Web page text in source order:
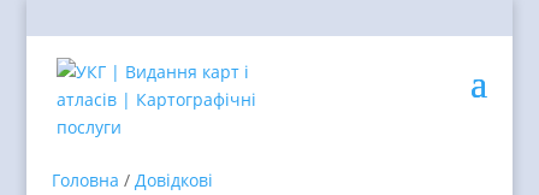
Головна / Довідкові